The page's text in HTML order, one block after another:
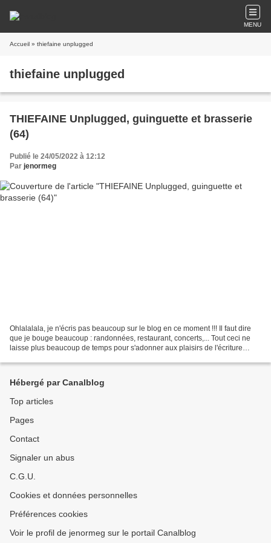
MENU
Accueil » thiefaine unplugged
thiefaine unplugged
THIEFAINE Unplugged, guinguette et brasserie
(64)
Publié le 24/05/2022 à 12:12
Par jenormeg
Ohlalalala, je n'écris pas beaucoup sur le blog en ce moment !!! Il faut dire
que je bouge beaucoup : randonnées, restaurant, concerts,... Tout ceci ne
laisse plus beaucoup de temps pour s'adonner aux plaisirs de l'écriture
Hébergé par Canalblog
Top articles
Pages
Contact
Signaler un abus
C.G.U.
Cookies et données personnelles
Préférences cookies
Voir le profil de jenormeg sur le portail Canalblog